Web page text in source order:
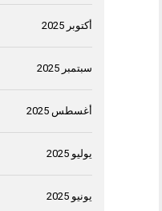
أكتوبر 2025
سبتمبر 2025
أغسطس 2025
يوليو 2025
يونيو 2025